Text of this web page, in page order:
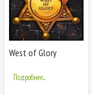
West of Glory
Подробнее...